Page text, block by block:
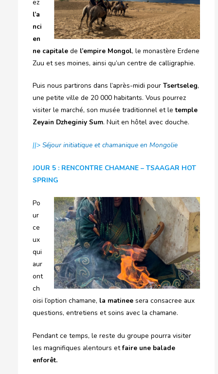
ez
l’a
nci
en
ne capitale de l’empire Mongol, le monastère Erdene
Zuu et ses moines, ainsi qu’un centre de calligraphie.
Puis nous partirons dans l’après-midi pourTsertseleg,
une petite ville de 20 000 habitants. Vous pourrez
visiter le marché, son musée traditionnel et letemple
Zeyain Dzheginiy Sum. Nuit en hôtel avec douche.
||>Séjour initiatique et chamanique en Mongolie
JOUR 5 : RENCONTRE CHAMANE – TSAAGAR HOT
SPRING
Po
ur
ce
ux
qui
aur
ont
ch
oisi l’option chamane, la matinee sera consacree aux
questions, entretiens et soins avec la chamane.
Pendant ce temps, le reste du groupe pourra visiter
les magnifiques alentours etfaire une balade
enforêt.